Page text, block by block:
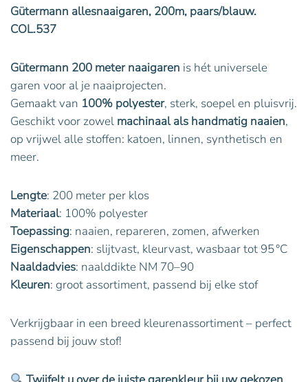
Gütermann allesnaaigaren, 200m, paars/blauw.
COL.537
Gütermann 200 meter naaigaren is hét universele
garen voor al je naaiprojecten.
Gemaakt van 100% polyester, sterk, soepel en pluisvrij.
Geschikt voor zowel machinaal als handmatig naaien,
op vrijwel alle stoffen: katoen, linnen, synthetisch en
meer.
Lengte: 200 meter per klos
Materiaal: 100% polyester
Toepassing: naaien, repareren, zomen, afwerken
Eigenschappen: slijtvast, kleurvast, wasbaar tot 95 °C
Naaldadvies: naalddikte NM 70–90
Kleuren: groot assortiment, passend bij elke stof
Verkrijgbaar in een breed kleurenassortiment – perfect
passend bij jouw stof!